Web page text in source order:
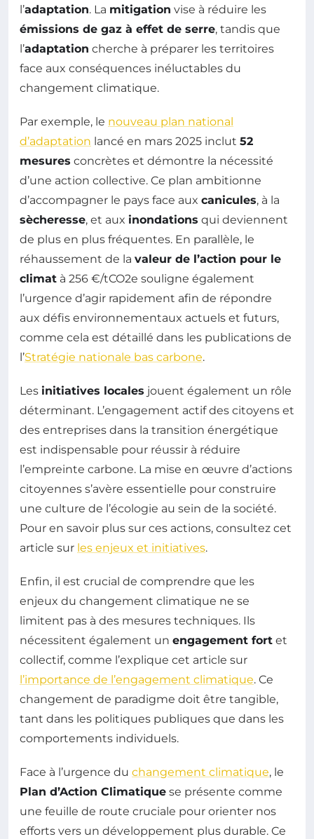
l’adaptation. La mitigation vise à réduire les
émissions de gaz à effet de serre, tandis que
l’adaptation cherche à préparer les territoires
face aux conséquences inéluctables du
changement climatique.
Par exemple, le nouveau plan national
d’adaptation lancé en mars 2025 inclut 52
mesures concrètes et démontre la nécessité
d’une action collective. Ce plan ambitionne
d’accompagner le pays face aux canicules, à la
sècheresse, et aux inondations qui deviennent
de plus en plus fréquentes. En parallèle, le
réhaussement de la valeur de l’action pour le
climat à 256 €/tCO2e souligne également
l’urgence d’agir rapidement afin de répondre
aux défis environnementaux actuels et futurs,
comme cela est détaillé dans les publications de
l’Stratégie nationale bas carbone.
Les initiatives locales jouent également un rôle
déterminant. L’engagement actif des citoyens et
des entreprises dans la transition énergétique
est indispensable pour réussir à réduire
l’empreinte carbone. La mise en œuvre d’actions
citoyennes s’avère essentielle pour construire
une culture de l’écologie au sein de la société.
Pour en savoir plus sur ces actions, consultez cet
article sur les enjeux et initiatives.
Enfin, il est crucial de comprendre que les
enjeux du changement climatique ne se
limitent pas à des mesures techniques. Ils
nécessitent également un engagement fort et
collectif, comme l’explique cet article sur
l’importance de l’engagement climatique. Ce
changement de paradigme doit être tangible,
tant dans les politiques publiques que dans les
comportements individuels.
Face à l’urgence du changement climatique, le
Plan d’Action Climatique se présente comme
une feuille de route cruciale pour orienter nos
efforts vers un développement plus durable. Ce